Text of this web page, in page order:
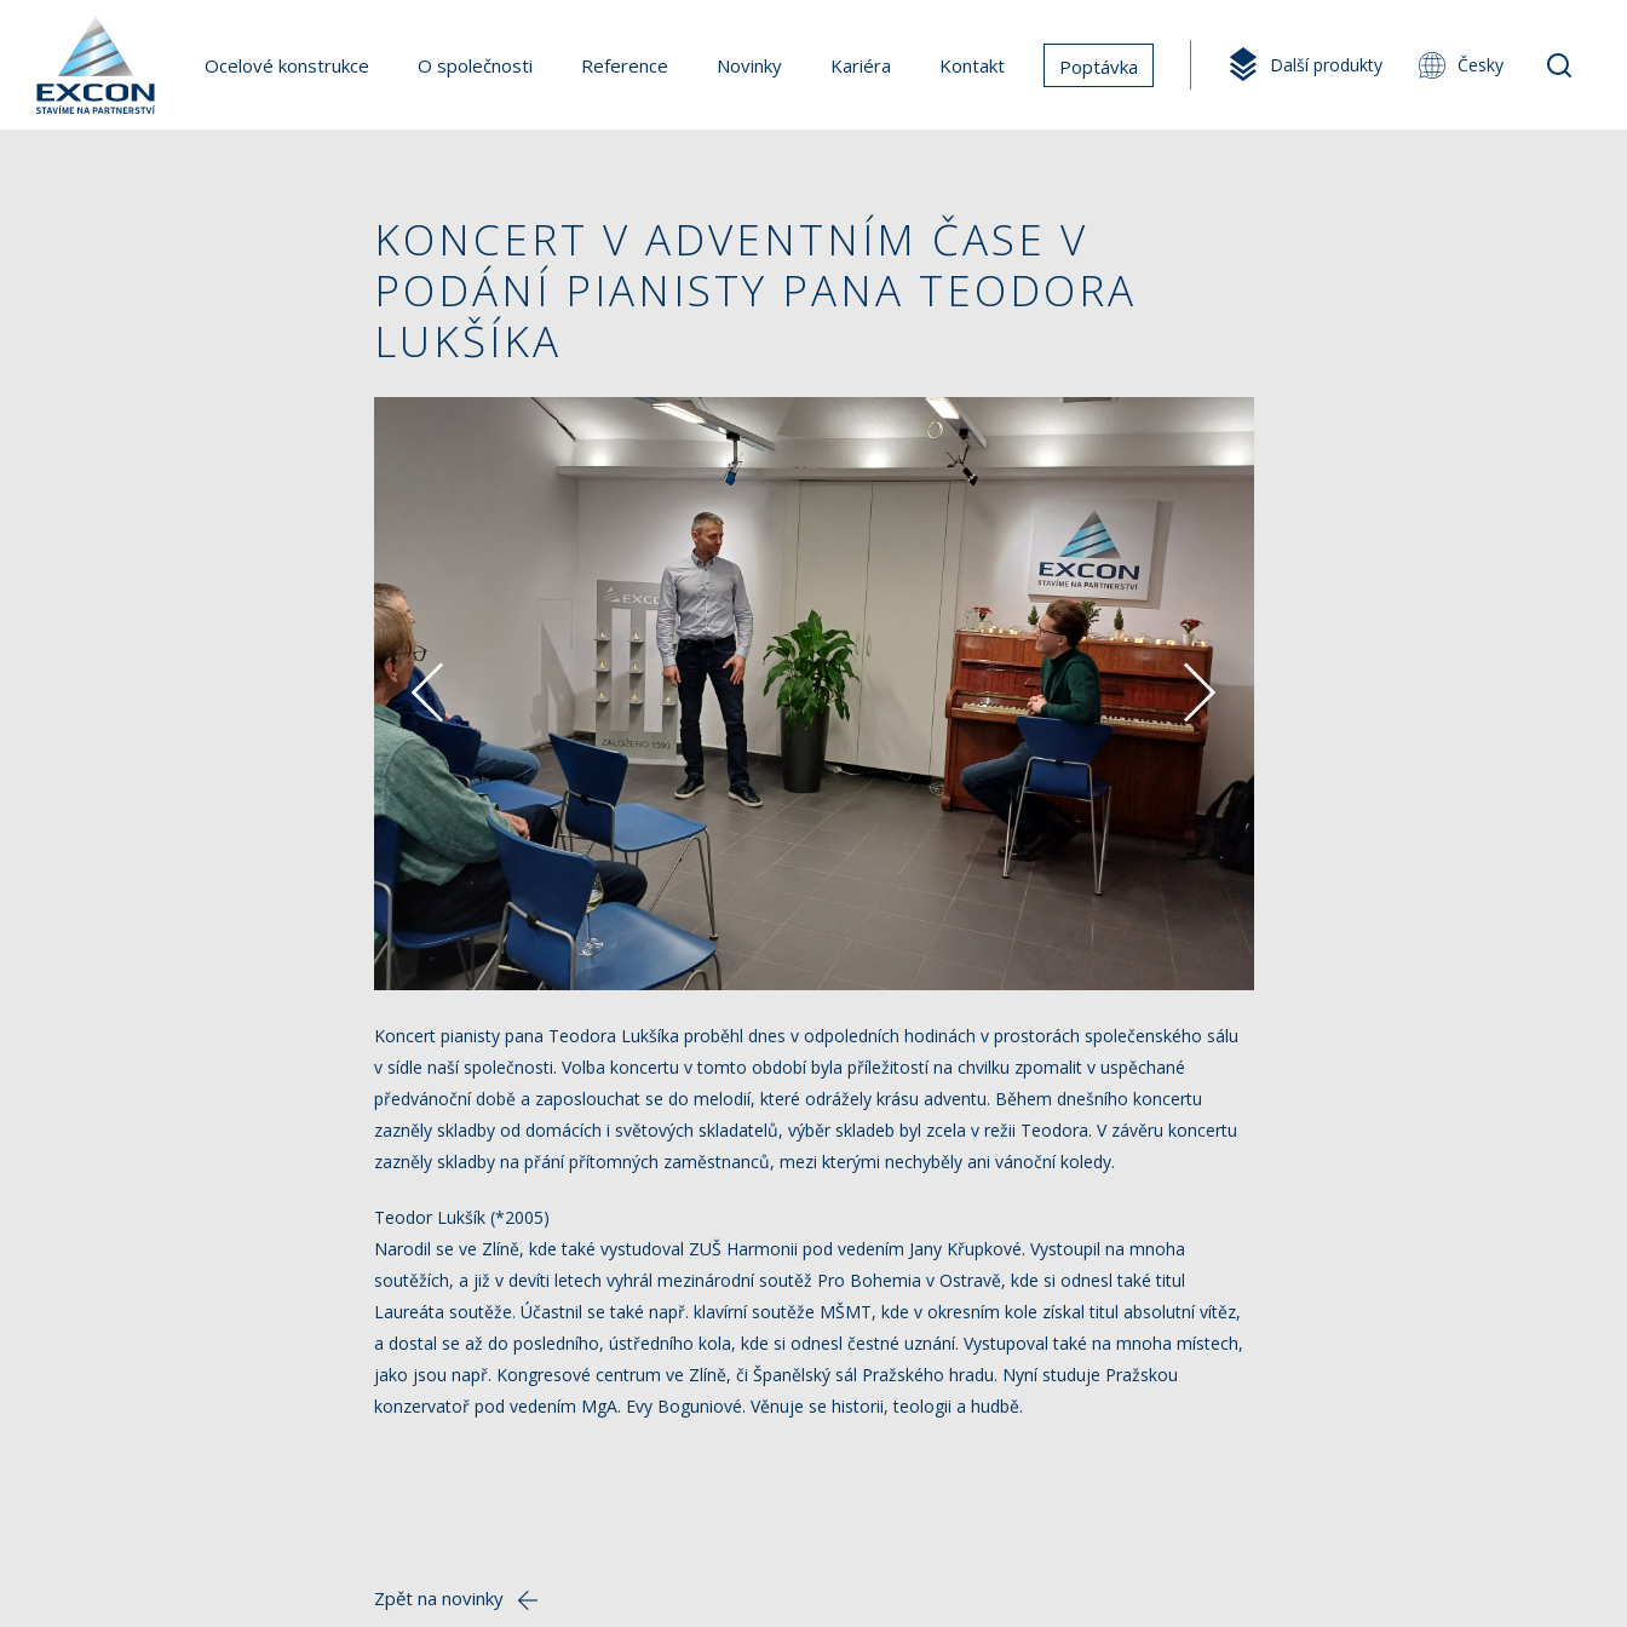
Ocelové konstrukce O společnosti Reference Novinky Kariéra Kontakt Poptávka Další produkty Česky
KONCERT V ADVENTNÍM ČASE V
PODÁNÍ PIANISTY PANA TEODORA
LUKŠÍKA
Koncert pianisty pana Teodora Lukšíka proběhl dnes v odpoledních hodinách v prostorách společenského sálu
v sídle naší společnosti. Volba koncertu v tomto období byla příležitostí na chvilku zpomalit v uspěchané
předvánoční době a zaposlouchat se do melodií, které odrážely krásu adventu. Během dnešního koncertu
zazněly skladby od domácích i světových skladatelů, výběr skladeb byl zcela v režii Teodora. V závěru koncertu
zazněly skladby na přání přítomných zaměstnanců, mezi kterými nechyběly ani vánoční koledy.
Teodor Lukšík (*2005)
Narodil se ve Zlíně, kde také vystudoval ZUŠ Harmonii pod vedením Jany Křupkové. Vystoupil na mnoha
soutěžích, a již v devíti letech vyhrál mezinárodní soutěž Pro Bohemia v Ostravě, kde si odnesl také titul
Laureáta soutěže. Účastnil se také např. klavírní soutěže MŠMT, kde v okresním kole získal titul absolutní vítěz,
a dostal se až do posledního, ústředního kola, kde si odnesl čestné uznání. Vystupoval také na mnoha místech,
jako jsou např. Kongresové centrum ve Zlíně, či Španělský sál Pražského hradu. Nyní studuje Pražskou
konzervatoř pod vedením MgA. Evy Boguniové. Věnuje se historii, teologii a hudbě.
Zpět na novinky